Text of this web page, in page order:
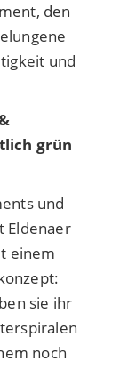
den
und
grün
und
Eldenaer
einem
sie ihr
noch